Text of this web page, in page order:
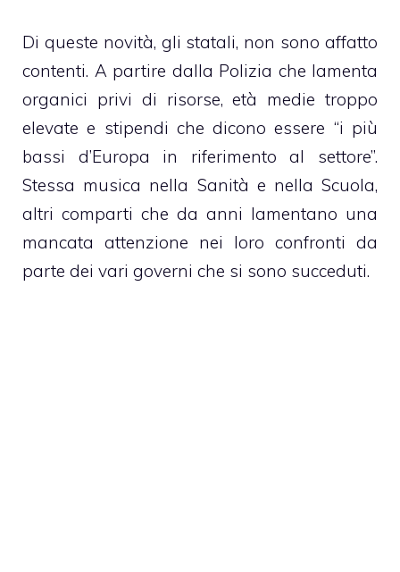
Di queste novità, gli statali, non sono affatto
contenti. A partire dalla Polizia che lamenta
organici privi di risorse, età medie troppo
elevate e stipendi che dicono essere “i più
bassi d’Europa in riferimento al settore”.
Stessa musica nella Sanità e nella Scuola,
altri comparti che da anni lamentano una
mancata attenzione nei loro confronti da
parte dei vari governi che si sono succeduti.